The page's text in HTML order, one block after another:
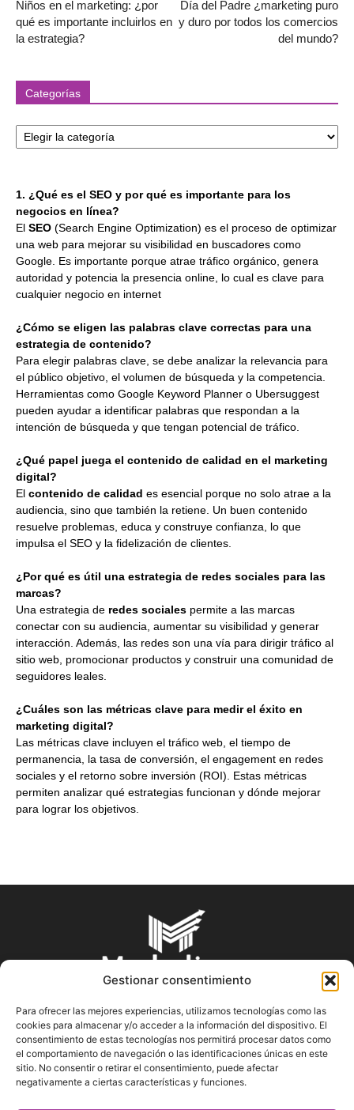
Gestionar consentimiento
Para ofrecer las mejores experiencias, utilizamos tecnologías como las
cookies para almacenar y/o acceder a la información del dispositivo. El
consentimiento de estas tecnologías nos permitirá procesar datos como
el comportamiento de navegación o las identificaciones únicas en este
sitio. No consentir o retirar el consentimiento, puede afectar
negativamente a ciertas características y funciones.
Niños en el marketing: ¿por
qué es importante incluirlos en
la estrategia?
Día del Padre ¿marketing puro
y duro por todos los comercios
del mundo?
Categorías
1. ¿Qué es el SEO y por qué es importante para los
negocios en línea?
El SEO (Search Engine Optimization) es el proceso de optimizar
una web para mejorar su visibilidad en buscadores como
Google. Es importante porque atrae tráfico orgánico, genera
autoridad y potencia la presencia online, lo cual es clave para
cualquier negocio en internet
¿Cómo se eligen las palabras clave correctas para una
estrategia de contenido?
Para elegir palabras clave, se debe analizar la relevancia para
el público objetivo, el volumen de búsqueda y la competencia.
Herramientas como Google Keyword Planner o Ubersuggest
pueden ayudar a identificar palabras que respondan a la
intención de búsqueda y que tengan potencial de tráfico.
¿Qué papel juega el contenido de calidad en el marketing
digital?
El contenido de calidad es esencial porque no solo atrae a la
audiencia, sino que también la retiene. Un buen contenido
resuelve problemas, educa y construye confianza, lo que
impulsa el SEO y la fidelización de clientes.
¿Por qué es útil una estrategia de redes sociales para las
marcas?
Una estrategia de redes sociales permite a las marcas
conectar con su audiencia, aumentar su visibilidad y generar
interacción. Además, las redes son una vía para dirigir tráfico al
sitio web, promocionar productos y construir una comunidad de
seguidores leales.
¿Cuáles son las métricas clave para medir el éxito en
marketing digital?
Las métricas clave incluyen el tráfico web, el tiempo de
permanencia, la tasa de conversión, el engagement en redes
sociales y el retorno sobre inversión (ROI). Estas métricas
permiten analizar qué estrategias funcionan y dónde mejorar
para lograr los objetivos.
SOBRE NOSOTROS
En Marketin.es encontrarás la más actualizada y veraz
información sobre el mundo del marketing; consejos